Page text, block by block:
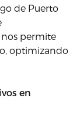
de Puerto
permite
optimizando
en